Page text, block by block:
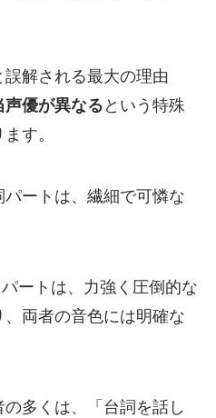
解される最大の理由
優が異なる という特殊
す。
ートは、繊細で可憐な
ートは、力強く圧倒的な
両者の音色には明確な
多くは、「台詞を話し